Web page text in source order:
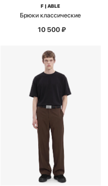
F | ABLE
Брюки классические
10 500₽